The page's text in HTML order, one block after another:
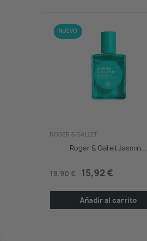
ROGER & GALLET
Roger & Gallet Jasmin...
19,90 € 15,92 €
Añadir al carrito
-20%
NUEVO